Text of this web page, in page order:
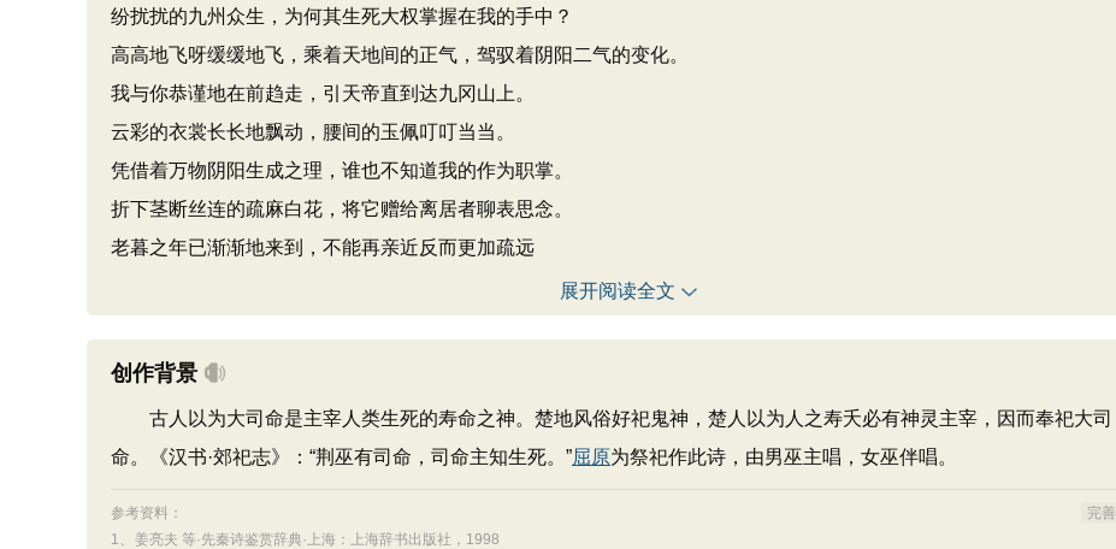
纷扰扰的九州众生，为何其生死大权掌握在我的手中？
高高地飞呀缓缓地飞，乘着天地间的正气，驾驭着阴阳二气的变化。
我与你恭谨地在前趋走，引天帝直到达九冈山上。
云彩的衣裳长长地飘动，腰间的玉佩叮叮当当。
凭借着万物阴阳生成之理，谁也不知道我的作为职掌。
折下茎断丝连的疏麻白花，将它赠给离居者聊表思念。
老暮之年已渐渐地来到，不能再亲近反而更加疏远
展开阅读全文
创作背景
古人以为大司命是主宰人类生死的寿命之神。楚地风俗好祀鬼神，楚人以为人之寿夭必有神灵主宰，因而奉祀大司
命。《汉书·郊祀志》：“荆巫有司命，司命主知生死。”屈原为祭祀作此诗，由男巫主唱，女巫伴唱。
参考资料：
完善
1、 姜亮夫 等·先秦诗鉴赏辞典·上海：上海辞书出版社，1998